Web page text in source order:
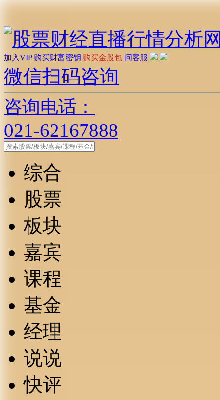
加入VIP 购买财富密钥 购买金股包 问客服
微信扫码咨询
咨询电话：
021-62167888
综合
股票
板块
嘉宾
课程
基金
经理
说说
快评